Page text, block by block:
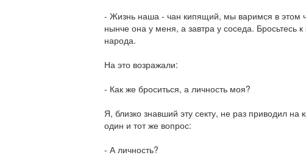
- Жизнь наша - чан кипящий, мы варимся в этом
нынче она у меня, а завтра у соседа.
народа.
На это возражали:
- Как же броситься, а личность моя?
Я, близко знавший эту секту, не раз приводил
один и тот же вопрос:
- А личность?